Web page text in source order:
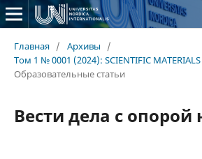
Главная / Архивы
/
Том 1 № 0001 (2024): SCIENTIFIC
Образовательные статьи
Вести дела с опорой